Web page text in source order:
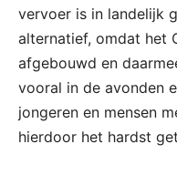
vervoer is in landelijk
alternatief, omdat het
afgebouwd en
vooral in de avonden
jongeren en mensen
hierdoor het hardst